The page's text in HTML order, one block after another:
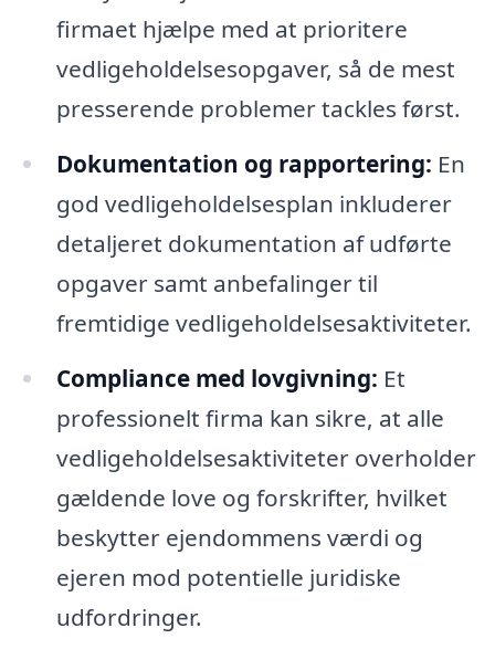
firmaet hjælpe med at prioritere
vedligeholdelsesopgaver, så de mest
presserende problemer tackles først.
Dokumentation og rapportering: En
god vedligeholdelsesplan inkluderer
detaljeret dokumentation af udførte
opgaver samt anbefalinger til
fremtidige vedligeholdelsesaktiviteter.
Compliance med lovgivning: Et
professionelt firma kan sikre, at alle
vedligeholdelsesaktiviteter overholder
gældende love og forskrifter, hvilket
beskytter ejendommens værdi og
ejeren mod potentielle juridiske
udfordringer.